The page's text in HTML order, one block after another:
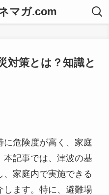
マガ.com
対策とは？知識と
危険度が高く、家庭
本記事では、津波の基
家庭内で実施できる
します。特に、避難場